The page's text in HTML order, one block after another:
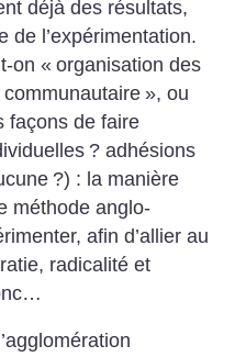
déjà des résultats,
de l’expérimentation.
on « organisation des
», ou
façons de faire
? adhésions
?) : la manière
méthode anglo-
afin d’allier au
radicalité et